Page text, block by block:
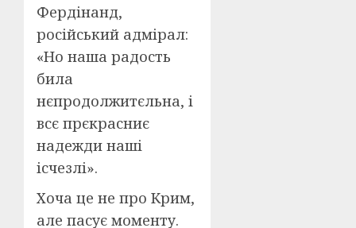
Фердінанд,
російський адмірал:
«Но наша радость
била
нєпродолжитєльна, і
всє прєкрасниє
надежди наші
ісчезлі».
Хоча це не про Крим,
але пасує моменту.